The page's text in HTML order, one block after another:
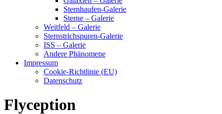
Sternhaufen-Galerie
Sterne – Galerie
Weitfeld – Galerie
Sternstrichspuren-Galerie
ISS – Galerie
Andere Phänomene
Impressum
Cookie-Richtlinie (EU)
Datenschutz
Flyception